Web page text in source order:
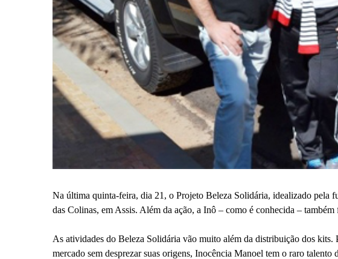
Na última quinta-feira, dia 21, o Projeto Beleza Solidária, idealizado pela
das Colinas, em Assis. Além da ação, a Inô – como é conhecida –
As atividades do Beleza Solidária vão muito além da distribuição dos
mercado sem desprezar suas origens, Inocência Manoel tem o raro